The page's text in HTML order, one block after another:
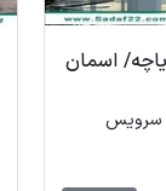
اسمان